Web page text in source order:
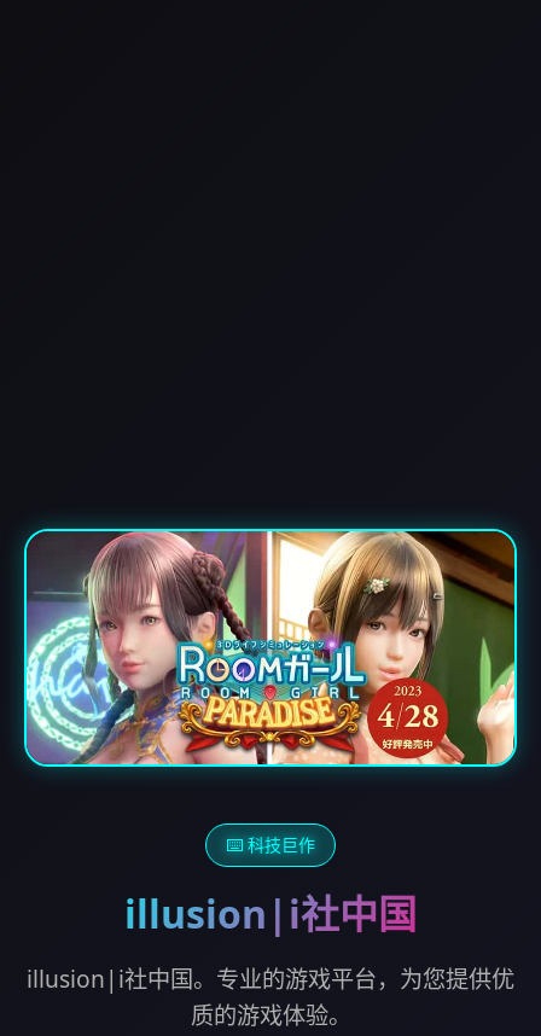
⌨️ 科技巨作
illusion|i社中国
illusion|i社中国。专业的游戏平台，为您提供优
质的游戏体验。